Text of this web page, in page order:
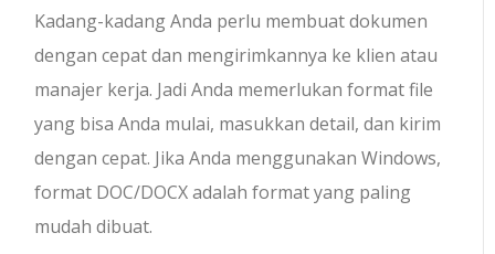
Kadang-kadang Anda perlu membuat dokumen
dengan cepat dan mengirimkannya ke klien atau
manajer kerja. Jadi Anda memerlukan format file
yang bisa Anda mulai, masukkan detail, dan kirim
dengan cepat. Jika Anda menggunakan Windows,
format DOC/DOCX adalah format yang paling
mudah dibuat.